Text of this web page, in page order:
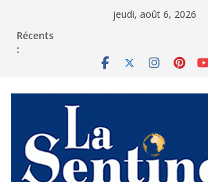
jeudi, août 6, 2026
Récents
: